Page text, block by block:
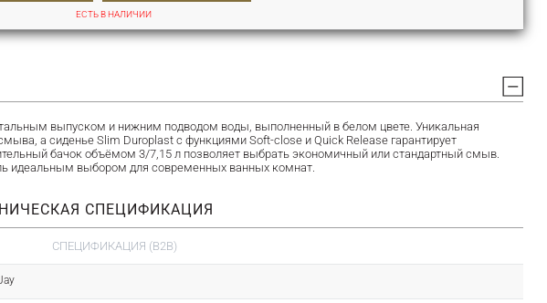
ЕСТЬ В НАЛИЧИИ
выпуском и нижним подводом воды, выполненный в белом цвете. Уникальная
а сиденье Slim Duroplast с функциями Soft-close и Quick Release гарантирует
бачок объёмом 3/7,15 л позволяет выбрать экономичный или стандартный смыв.
идеальным выбором для современных ванных комнат.
СПЕЦИФИКАЦИЯ
СПЕЦИФИКАЦИЯ (B2B)